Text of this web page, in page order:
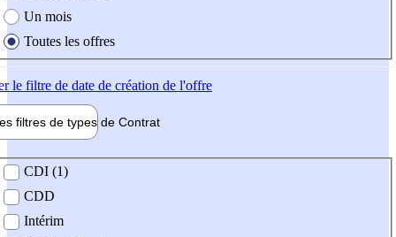
Un mois
Toutes les offres
le filtre de date de création de l'offre
filtres de types de Contrat
contrat
CDI (1)
CDD
Intérim